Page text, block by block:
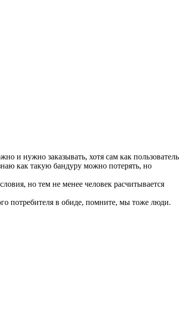
и нужно заказывать, хотя сам как пользователь
как такую бандуру можно потерять, но
но тем не менее человек расчитывается
потребителя в обиде, помните, мы тоже люди.